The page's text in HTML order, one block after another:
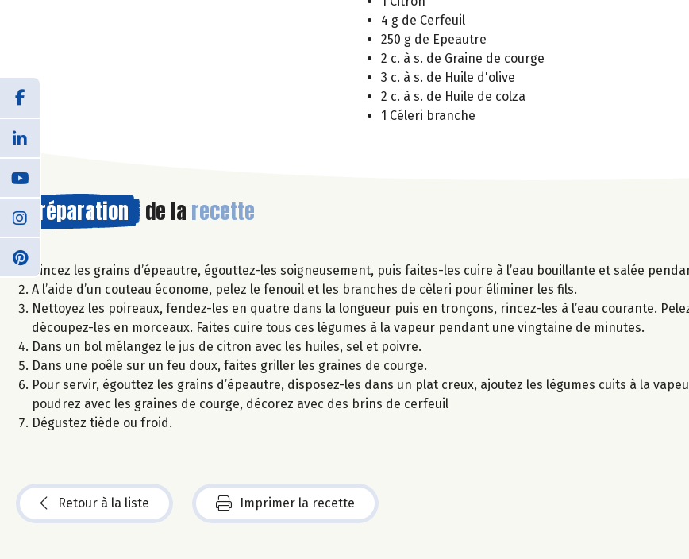
4 g de Cerfeuil
250 g de Epeautre
2 c. à s. de Graine de courge
3 c. à s. de Huile d'olive
2 c. à s. de Huile de colza
1 Céleri branche
Préparation de la recette
Rincez les grains d’épeautre, égouttez-les soigneusement, puis faites-les cuire à l’eau bouillante et salée
A l’aide d’un couteau économe, pelez le fenouil et les branches de cèleri pour éliminer les fils.
Nettoyez les poireaux, fendez-les en quatre dans la longueur puis en tronçons, rincez-les à l’eau courante.
découpez-les en morceaux. Faites cuire tous ces légumes à la vapeur pendant une vingtaine de minutes.
Dans un bol mélangez le jus de citron avec les huiles, sel et poivre.
Dans une poêle sur un feu doux, faites griller les graines de courge.
Pour servir, égouttez les grains d’épeautre, disposez-les dans un plat creux, ajoutez les légumes cuits à la
poudrez avec les graines de courge, décorez avec des brins de cerfeuil
Dégustez tiède ou froid.
Retour à la liste Imprimer la recette